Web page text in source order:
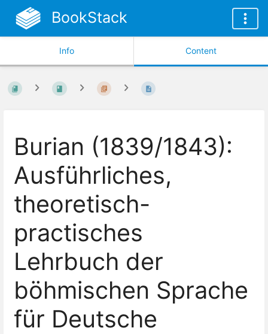
BookStack
Info Content
Burian (1839/1843):
Ausführliches,
theoretisch-
practisches
Lehrbuch der
böhmischen Sprache
für Deutsche